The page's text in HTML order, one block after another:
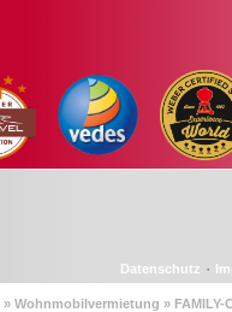
Datenschutz ·
Wohnmobilvermietung » FAMILY-